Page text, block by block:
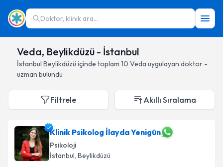
Doktor, klinik ara...
Veda, Beylikdüzü - İstanbul
İstanbul Beylikdüzü içinde toplam 10 Veda uygulayan doktor -
uzman bulundu
Filtrele Akıllı Sıralama
Klinik Psikolog İlayda Yenigün
Psikoloji
İstanbul, Beylikdüzü